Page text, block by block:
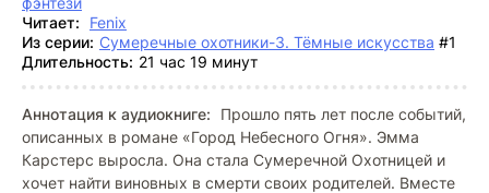
Читает:
Fenix
Из серии: Сумеречные охотники-3. Тёмные искусства #1
Длительность: 21 час 19 минут
Аннотация к аудиокниге:
Прошло пять лет после событий,
описанных в романе «Город Небесного Огня». Эмма
Карстерс выросла. Она стала Сумеречной Охотницей и
хочет найти виновных в смерти своих родителей. Вместе